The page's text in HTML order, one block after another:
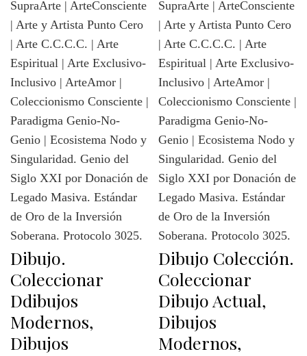
Dibujo.
Coleccionar
Ddibujos
Modernos,
Dibujos
Dibujo Colección.
Coleccionar
Dibujo Actual,
Dibujos
Modernos,